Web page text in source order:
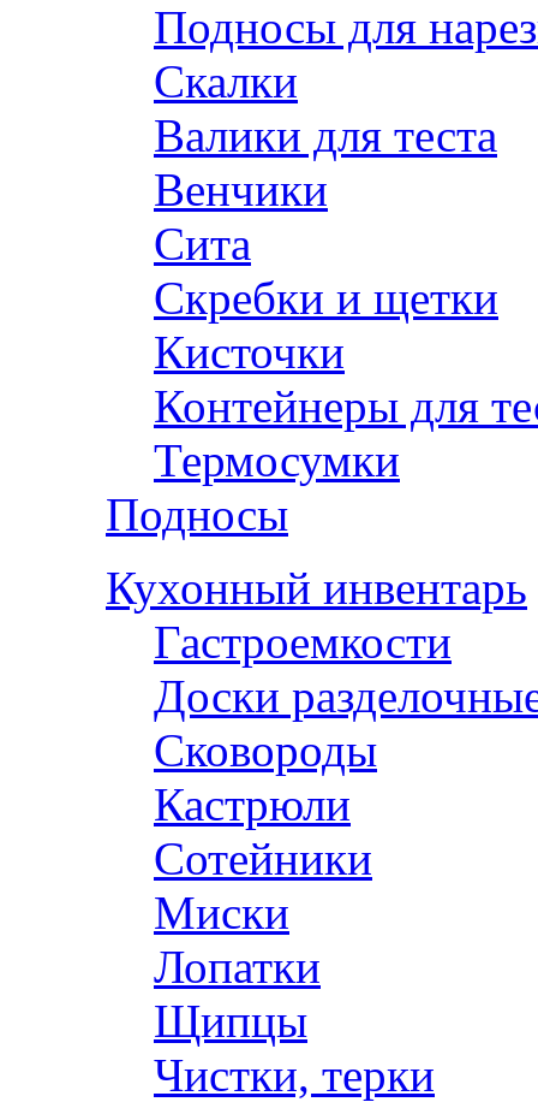
Подносы для
Скалки
Валики для теста
Венчики
Сита
Скребки и щетки
Кисточки
Контейнеры для
Термосумки
Подносы
Кухонный инвентарь
Гастроемкости
Доски
Сковороды
Кастрюли
Сотейники
Миски
Лопатки
Щипцы
Чистки, терки